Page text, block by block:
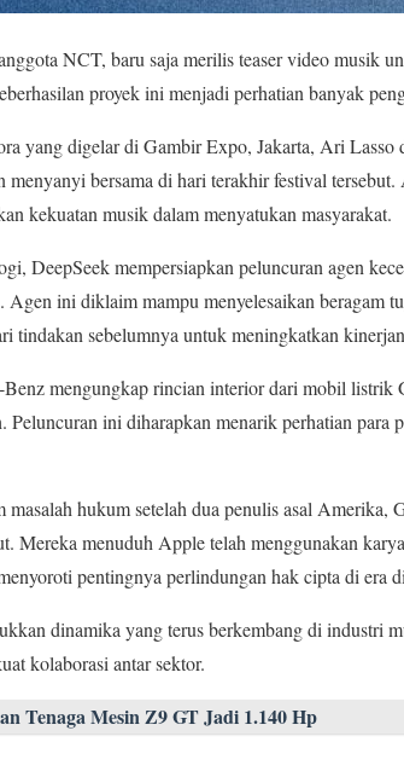
NCT, baru saja merilis teaser video musik
proyek ini menjadi perhatian banyak
yang digelar di Gambir Expo, Jakarta, Ari Lasso
menyanyi bersama di hari terakhir festival
kekuatan musik dalam menyatukan masyarakat.
DeepSeek mempersiapkan peluncuran agen
ini diklaim mampu menyelesaikan beragam
tindakan sebelumnya untuk meningkatkan
mengungkap rincian interior dari mobil listrik
ini diharapkan menarik perhatian para
hukum setelah dua penulis asal Amerika,
Mereka menuduh Apple telah menggunakan
pentingnya perlindungan hak cipta di era
dinamika yang terus berkembang di industri
kolaborasi antar sektor.
Tenaga Mesin Z9 GT Jadi 1.140 Hp